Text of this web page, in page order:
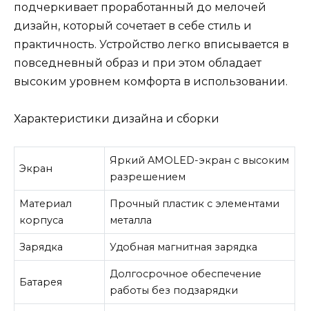
подчеркивает проработанный до мелочей
дизайн, который сочетает в себе стиль и
практичность. Устройство легко вписывается в
повседневный образ и при этом обладает
высоким уровнем комфорта в использовании.
Характеристики дизайна и сборки
Экран
Яркий AMOLED-экран с высоким
разрешением
Материал
корпуса
Прочный пластик с элементами
металла
Зарядка Удобная магнитная зарядка
Батарея
Долгосрочное обеспечение
работы без подзарядки